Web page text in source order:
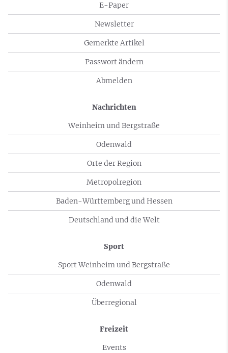
E-Paper
Newsletter
Gemerkte Artikel
Passwort ändern
Abmelden
Nachrichten
Weinheim und Bergstraße
Odenwald
Orte der Region
Metropolregion
Baden-Württemberg und Hessen
Deutschland und die Welt
Sport
Sport Weinheim und Bergstraße
Odenwald
Überregional
Freizeit
Events